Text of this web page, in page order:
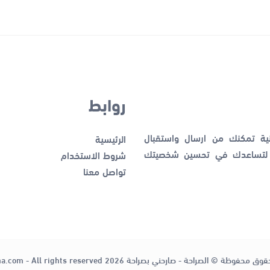
تمكنك من ارسال واستقبال
لتساعدك في تحسين شخصيتك
روابط
الرئيسية
شروط الاستخدام
تواصل معنا
محفوظة © الصراحة - صارحني بصراحة 2026 - All rights reserved